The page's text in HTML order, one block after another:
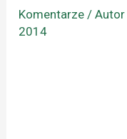
Komentarze / Autor
2014